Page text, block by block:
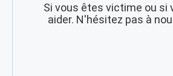
Si vous êtes victime ou si
aider. N'hésitez pas à